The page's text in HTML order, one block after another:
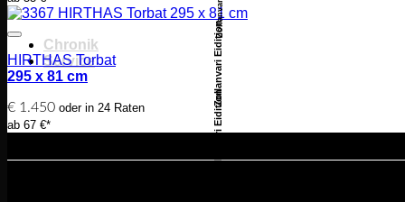
Zollanvari
Zollanvari Eidition
Zollanvari Eidition
Chronik
Service
HIRTHAS Torbat
295 x 81 cm
€ 1.450 oder in 24 Raten
ab 67 €*